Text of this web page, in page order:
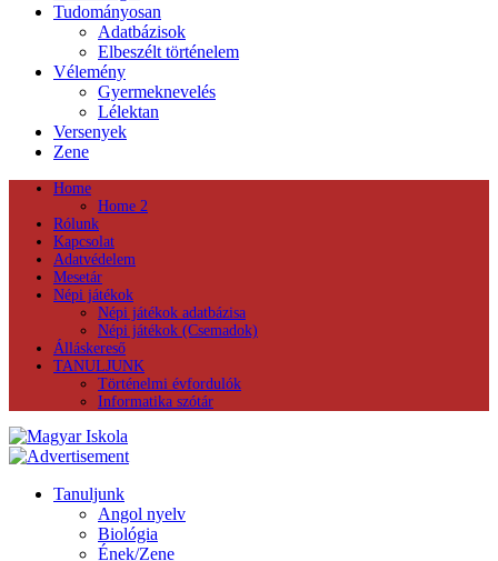
Tudományosan
Adatbázisok
Elbeszélt történelem
Vélemény
Gyermeknevelés
Lélektan
Versenyek
Zene
Home
Home 2
Rólunk
Kapcsolat
Adatvédelem
Mesetár
Népi játékok
Népi játékok adatbázisa
Népi játékok (Csemadok)
Álláskereső
TANULJUNK
Történelmi évfordulók
Informatika szótár
Tanuljunk
Angol nyelv
Biológia
Ének/Zene